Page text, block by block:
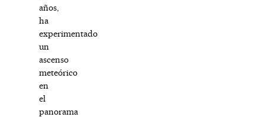
años,
ha
experimentado
un
ascenso
meteórico
en
el
panorama